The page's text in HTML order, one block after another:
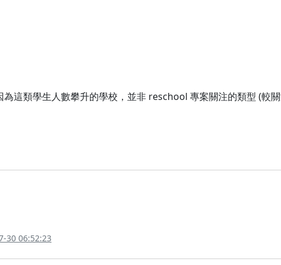
這類學生人數攀升的學校，並非 reschool 專案關注的類型 (較
30 06:52:23